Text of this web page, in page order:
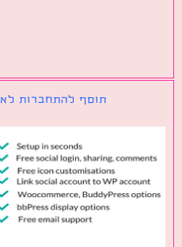
תוסף להתחברות לאתר